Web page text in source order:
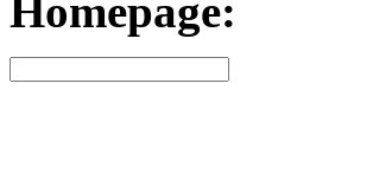
Homepage: